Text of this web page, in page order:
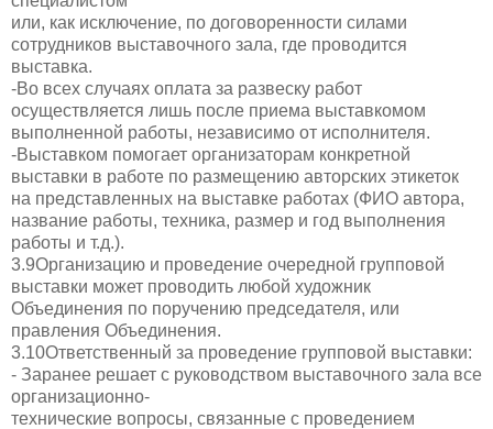
или, как исключение, по договоренности силами
сотрудников выставочного зала, где проводится
выставка.
-Во всех случаях оплата за развеску работ
осуществляется лишь после приема выставкомом
выполненной работы, независимо от исполнителя.
-Выставком помогает организаторам конкретной
выставки в работе по размещению авторских этикеток
на представленных на выставке работах (ФИО автора,
название работы, техника, размер и год выполнения
работы и т.д.).
3.9Организацию и проведение очередной групповой
выставки может проводить любой художник
Объединения по поручению председателя, или
правления Объединения.
3.10Ответственный за проведение групповой выставки:
- Заранее решает с руководством выставочного зала все
организационно-
технические вопросы, связанные с проведением